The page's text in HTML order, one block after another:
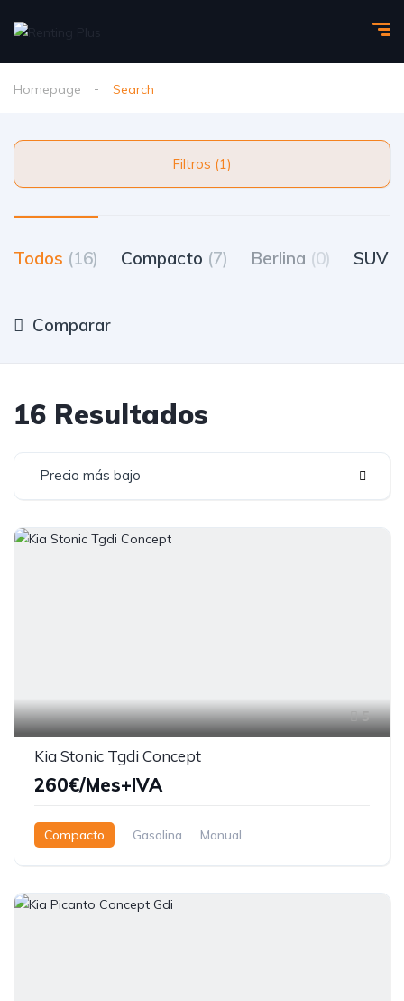
Homepage Search
Filtros (1)
Todos (16) Compacto (7) Berlina (0) SUV
Comparar
16 Resultados
Precio más bajo
5
Kia Stonic Tgdi Concept
260€/Mes+IVA
Compacto Gasolina Manual